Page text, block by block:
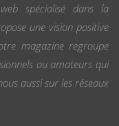
spécialisé dans la
une vision positive
magazine regroupe
ou amateurs qui
aussi sur les réseaux